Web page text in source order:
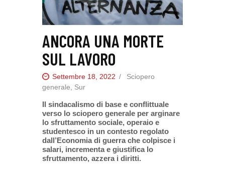
INTERNAZIONALE
RASSEGNA STAMPA
ANCORA UNA MORTE
SUL LAVORO
Settembre 18, 2022
Sciopero
generale
Sur
Il sindacalismo di base e conflittuale
verso lo sciopero generale per arginare
lo sfruttamento sociale, operaio e
studentesco in un contesto regolato
dall’Economia di guerra che colpisce i
salari, incrementa e giustifica lo
sfruttamento, azzera i diritti.